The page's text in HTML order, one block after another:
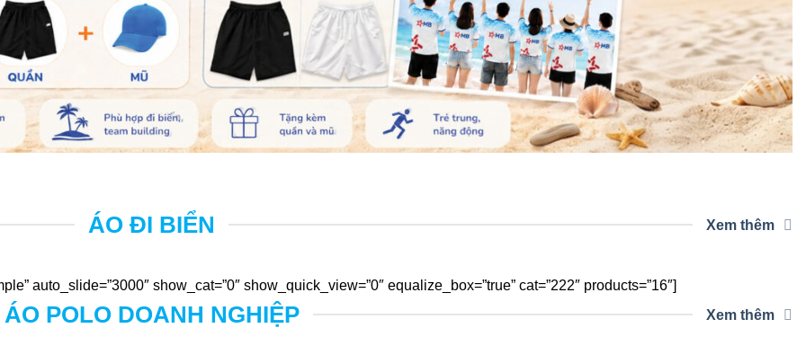
ÁO ĐI BIỂN Xem thêm
auto_slide=”3000″ show_cat=”0″ show_quick_view=”0″ equalize_box=”true” cat=”222″ products=”16″]
ÁO POLO DOANH NGHIỆP Xem thêm